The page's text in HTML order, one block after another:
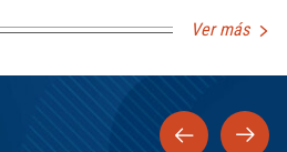
Ver más